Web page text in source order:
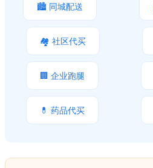
🏙️ 同城配送
🏘️ 社区代买
🏢 企业跑腿
💊 药品代买